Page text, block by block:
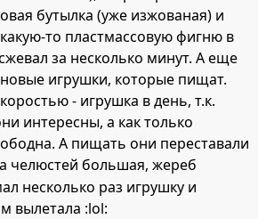
бутылка (уже изжованая) и
то пластмассовую фигню в
за несколько минут. А еще
игрушки, которые пищат.
- игрушка в день, т.к.
интересны, а как только
А пищать они переставали
челюстей большая, жереб
несколько раз игрушку и
вылетала :lol: